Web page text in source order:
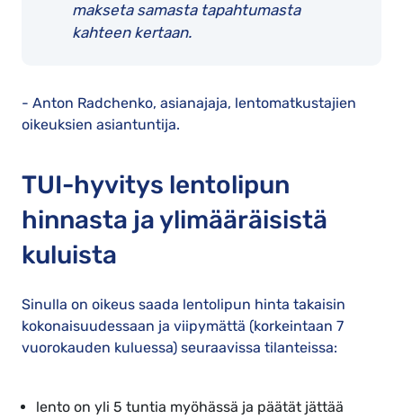
makseta samasta tapahtumasta
kahteen kertaan.
- Anton Radchenko, asianajaja, lentomatkustajien
oikeuksien asiantuntija.
TUI-hyvitys lentolipun
hinnasta ja ylimääräisistä
kuluista
Sinulla on oikeus saada lentolipun hinta takaisin
kokonaisuudessaan ja viipymättä (korkeintaan 7
vuorokauden kuluessa) seuraavissa tilanteissa:
lento on yli 5 tuntia myöhässä ja päätät jättää